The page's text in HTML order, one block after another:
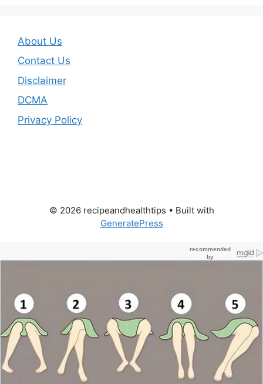
About Us
Contact Us
Disclaimer
DCMA
Privacy Policy
© 2026 recipeandhealthtips • Built with
GeneratePress